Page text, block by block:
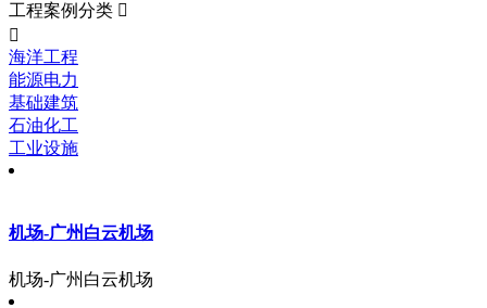
工程案例分类 

海洋工程
能源电力
基础建筑
石油化工
工业设施
机场-广州白云机场
机场-广州白云机场